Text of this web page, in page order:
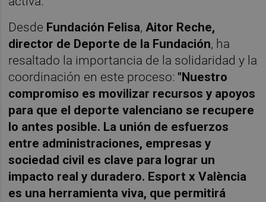
Desde Fundación Felisa,Aitor Reche,
director de Deporte de la Fundación, ha
resaltado la importancia de la solidaridad y la
coordinación en este proceso: "Nuestro
compromiso es movilizar recursos y apoyos
para que el deporte valenciano se recupere
lo antes posible. La unión de esfuerzos
entre administraciones, empresas y
sociedad civil es clave para lograr un
impacto real y duradero. Esport x València
es una herramienta viva, que permitirá